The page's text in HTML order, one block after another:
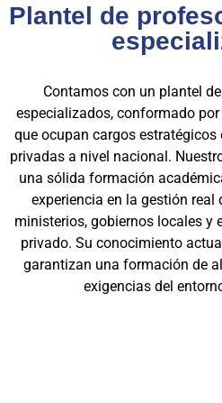
Plantel de
Contamos con un plantel
especializados, conformado
que ocupan cargos
privadas a nivel nacional.
una sólida formación
experiencia en la gestión real
ministerios, gobiernos locales y
privado. Su conocimiento
garantizan una formación de
exigencias del